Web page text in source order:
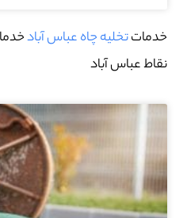
خدماتتخلیه چاه عباس آباد
نقاط عباس آباد